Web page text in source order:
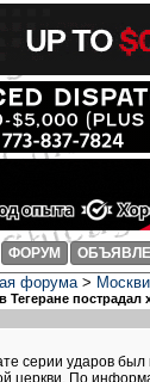
ФОРУМ
форума>
Тегеране
серии ударов